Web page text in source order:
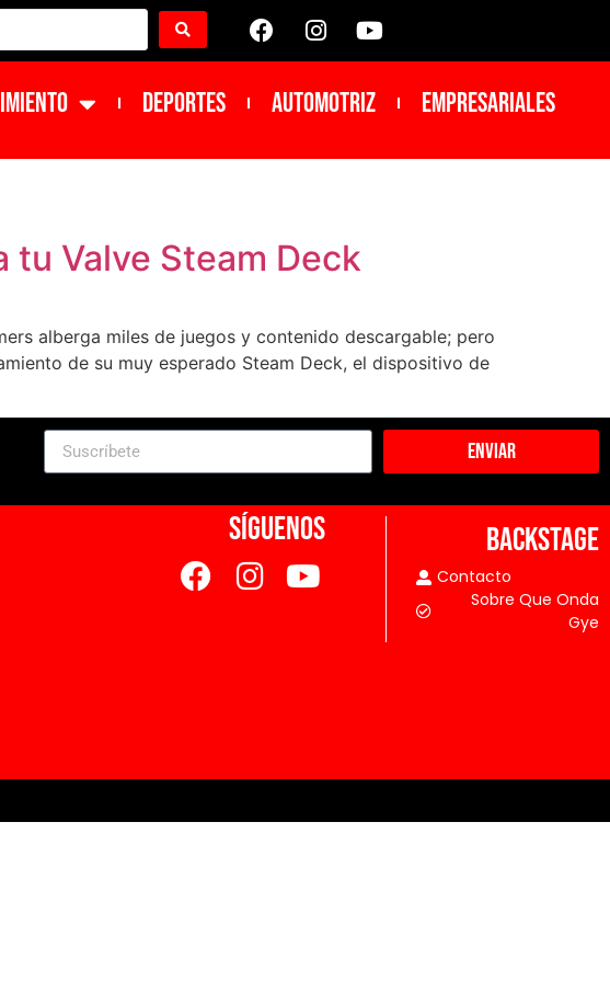
DEPORTES Automotriz Empresariales
Valve Steam Deck
alberga miles de juegos y contenido descargable; pero
de su muy esperado Steam Deck, el dispositivo de
Enviar
SÍGUENOS BACKSTAGE
Contacto
Sobre Que Onda
Gye